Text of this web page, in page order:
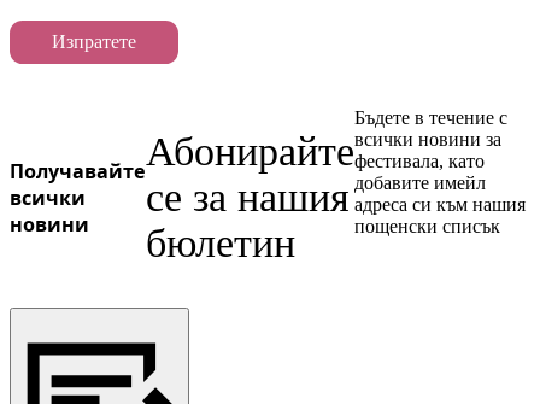
Изпратете
Получавайте
всички
новини
Абонирайте
се за нашия
бюлетин
Бъдете в течение с
всички новини за
фестивала, като
добавите имейл
адреса си към нашия
пощенски списък